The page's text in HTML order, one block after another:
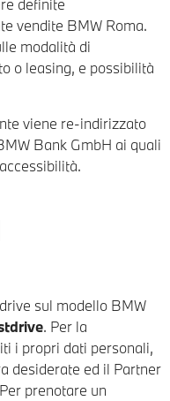
definite
vendite BMW Roma.
modalità di
o leasing, e possibilità
viene re-indirizzato
Bank GmbH ai quali
sul modello BMW
. Per la
i propri dati personali,
desiderate ed il Partner
prenotare un